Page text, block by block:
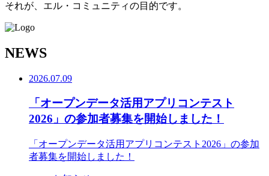
それが、エル・コミュニティの目的です。
NEWS
2026.07.09
「オープンデータ活用アプリコンテスト
2026」の参加者募集を開始しました！
「オープンデータ活用アプリコンテスト2026」の参加
者募集を開始しました！